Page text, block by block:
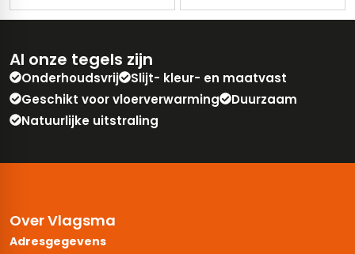
Al onze tegels zijn
Onderhoudsvrij
Slijt- kleur- en maatvast
Geschikt voor vloerverwarming
Duurzaam
Natuurlijke uitstraling
Over Vlagsma
Adresgegevens